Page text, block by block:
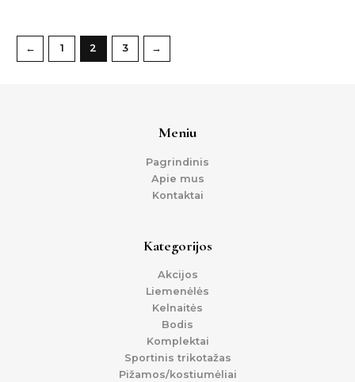
← 1 2 3 →
Meniu
Pagrindinis
Apie mus
Kontaktai
Kategorijos
Akcijos
Liemenėlės
Kelnaitės
Bodis
Komplektai
Sportinis trikotažas
Pižamos/kostiumėliai